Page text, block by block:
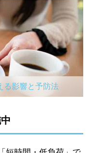
る影響と予防法